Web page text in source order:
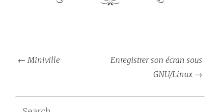
Post
navigation
← Miniville
Enregistrer son écran sous
GNU/Linux →